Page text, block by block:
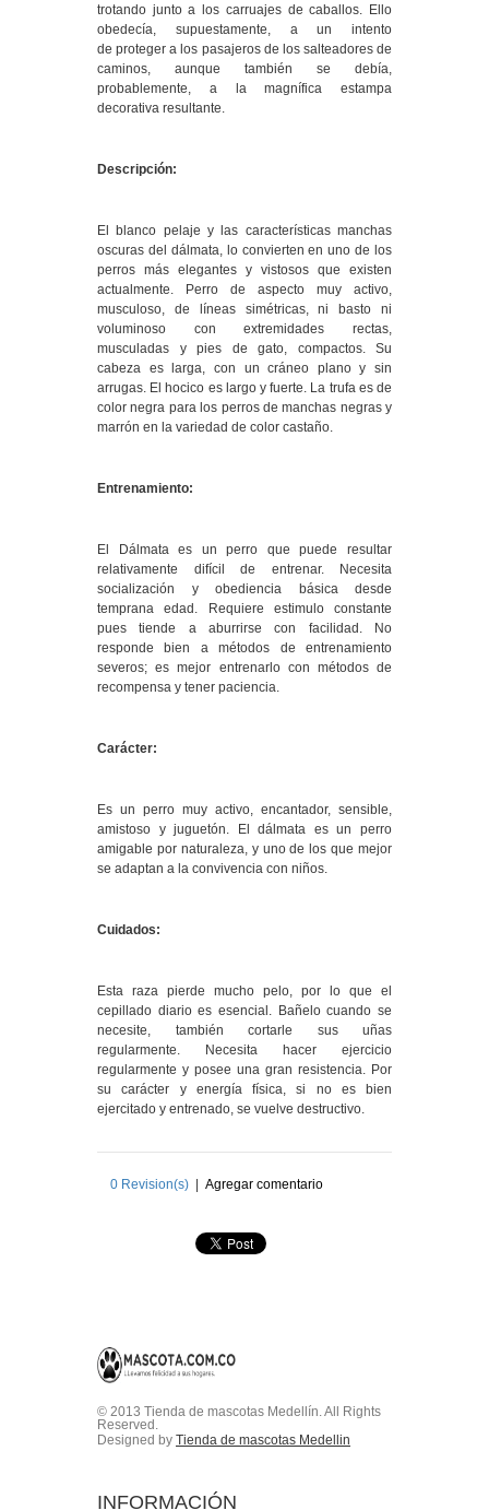
trotando junto a los carruajes de caballos. Ello
obedecía, supuestamente, a un intento
de proteger a los pasajeros de los salteadores de
caminos, aunque también se debía,
probablemente, a la magnífica estampa
decorativa resultante.
Descripción:
El blanco pelaje y las características manchas
oscuras del dálmata, lo convierten en uno de los
perros más elegantes y vistosos que existen
actualmente. Perro de aspecto muy activo,
musculoso, de líneas simétricas, ni basto ni
voluminoso con extremidades rectas,
musculadas y pies de gato, compactos. Su
cabeza es larga, con un cráneo plano y sin
arrugas. El hocico es largo y fuerte. La trufa es de
color negra para los perros de manchas negras y
marrón en la variedad de color castaño.
Entrenamiento:
El Dálmata es un perro que puede resultar
relativamente difícil de entrenar. Necesita
socialización y obediencia básica desde
temprana edad. Requiere estimulo constante
pues tiende a aburrirse con facilidad. No
responde bien a métodos de entrenamiento
severos; es mejor entrenarlo con métodos de
recompensa y tener paciencia.
Carácter:
Es un perro muy activo, encantador, sensible,
amistoso y juguetón. El dálmata es un perro
amigable por naturaleza, y uno de los que mejor
se adaptan a la convivencia con niños.
Cuidados:
Esta raza pierde mucho pelo, por lo que el
cepillado diario es esencial. Bañelo cuando se
necesite, también cortarle sus uñas
regularmente. Necesita hacer ejercicio
regularmente y posee una gran resistencia. Por
su carácter y energía física, si no es bien
ejercitado y entrenado, se vuelve destructivo.
0 Revision(s) | Agregar comentario
© 2013 Tienda de mascotas Medellín. All Rights
Reserved.
Designed by Tienda de mascotas Medellin
INFORMACIÓN